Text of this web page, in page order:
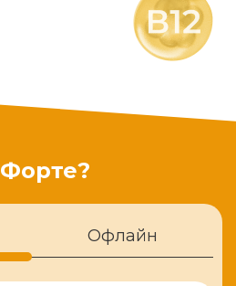
Форте?
Офлайн